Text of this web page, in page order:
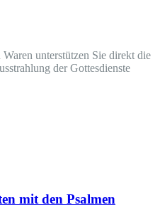
unterstützen Sie direkt die
der Gottesdienste
mit den Psalmen